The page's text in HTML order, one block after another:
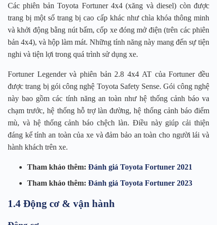
Các phiên bản Toyota Fortuner 4x4 (xăng và diesel) còn được
trang bị một số trang bị cao cấp khác như chìa khóa thông minh
và khởi động bằng nút bấm, cốp xe đóng mở điện (trên các phiên
bản 4x4), và hộp làm mát. Những tính năng này mang đến sự tiện
nghi và tiện lợi trong quá trình sử dụng xe.
Fortuner Legender và phiên bản 2.8 4x4 AT của Fortuner đều
được trang bị gói công nghệ Toyota Safety Sense. Gói công nghệ
này bao gồm các tính năng an toàn như hệ thống cảnh báo va
chạm trước, hệ thống hỗ trợ làn đường, hệ thống cảnh báo điểm
mù, và hệ thống cảnh báo chệch làn. Điều này giúp cải thiện
đáng kể tính an toàn của xe và đảm bảo an toàn cho người lái và
hành khách trên xe.
Tham khảo thêm: Đánh giá Toyota Fortuner 2021
Tham khảo thêm: Đánh giá Toyota Fortuner 2023
1.4 Động cơ & vận hành